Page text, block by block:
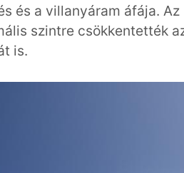
és a villanyáram áfája. Az
szintre csökkentették
is.